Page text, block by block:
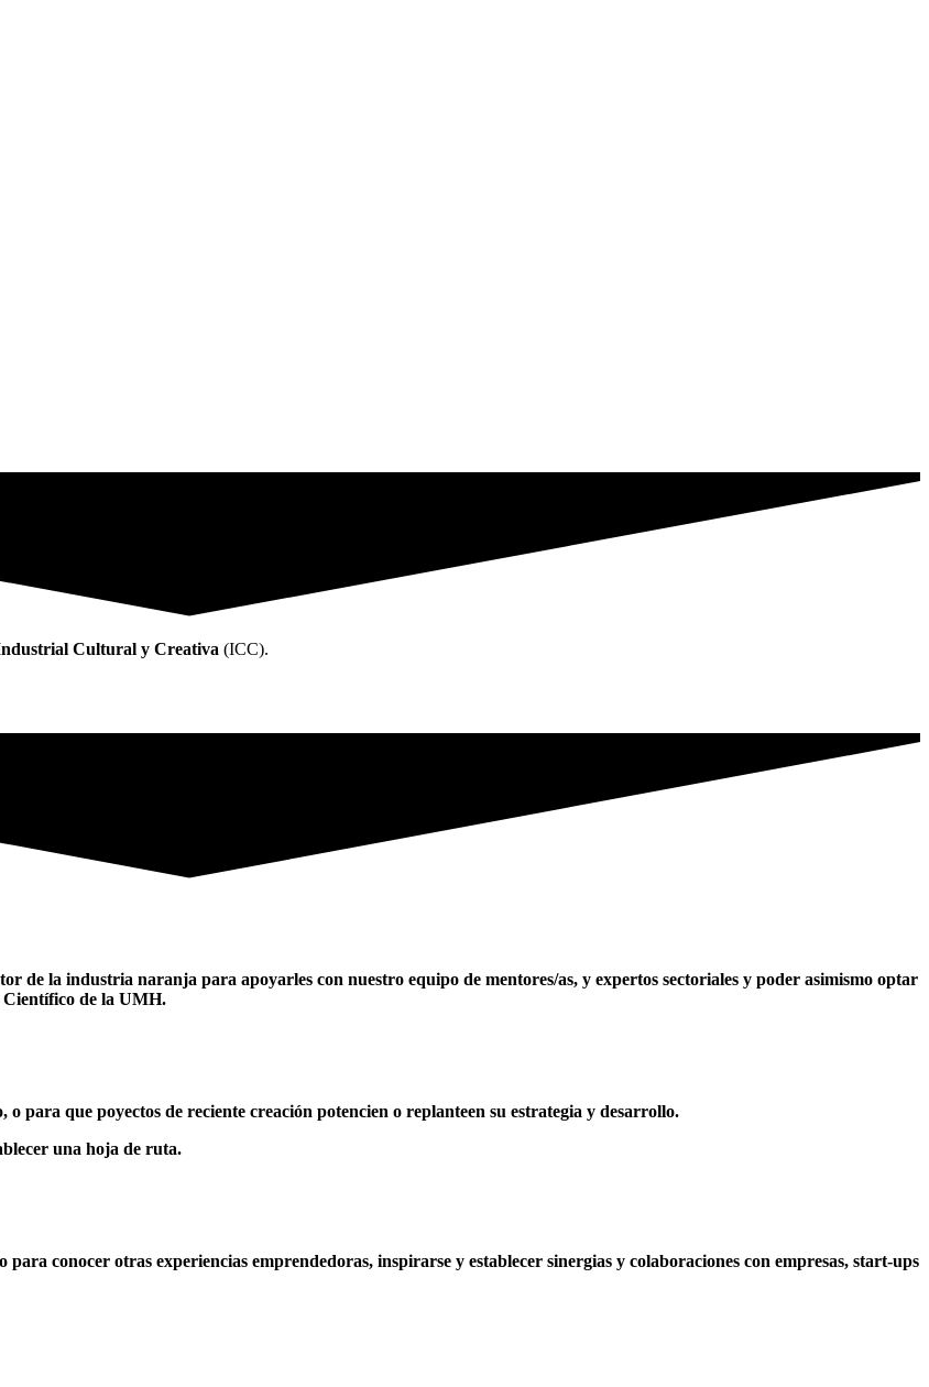
Cultural y Creativa (ICC).
de la industria naranja para apoyarles con nuestro equipo de mentores/as, y expertos sectoriales y poder asimismo optar
Científico de la UMH.
para que poyectos de reciente creación potencien o replanteen su estrategia y desarrollo.
una hoja de ruta.
conocer otras experiencias emprendedoras, inspirarse y establecer sinergias y colaboraciones con empresas, start-ups